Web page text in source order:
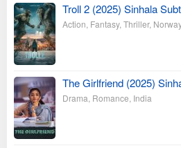
Troll 2 (2025) Sinhala
Action Fantasy, Thriller,
The Girlfriend (2025)
Drama Romance India